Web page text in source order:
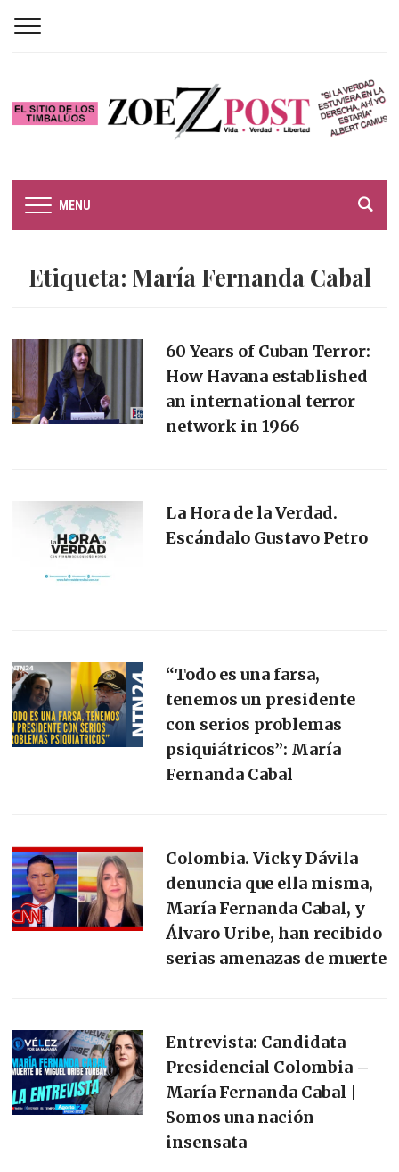
MENU
Etiqueta: María Fernanda Cabal
60 Years of Cuban Terror:
How Havana established
an international terror
network in 1966
La Hora de la Verdad.
Escándalo Gustavo Petro
“Todo es una farsa,
tenemos un presidente
con serios problemas
psiquiátricos”: María
Fernanda Cabal
Colombia. Vicky Dávila
denuncia que ella misma,
María Fernanda Cabal, y
Álvaro Uribe, han recibido
serias amenazas de muerte
Entrevista: Candidata
Presidencial Colombia –
María Fernanda Cabal |
Somos una nación
insensata